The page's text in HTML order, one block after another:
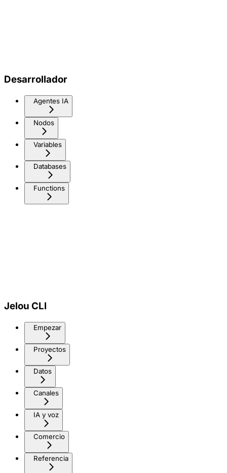
Desarrollador
Agentes IA
Nodos
Variables
Databases
Functions
Jelou CLI
Empezar
Proyectos
Datos
Canales
IA y voz
Comercio
Referencia